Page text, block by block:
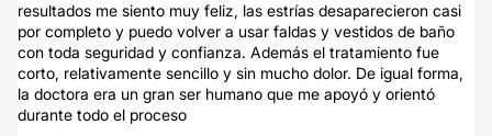
resultados me siento muy feliz, las estrías desaparecieron casi
por completo y puedo volver a usar faldas y vestidos de baño
con toda seguridad y confianza. Además el tratamiento fue
corto, relativamente sencillo y sin mucho dolor. De igual forma,
la doctora era un gran ser humano que me apoyó y orientó
durante todo el proceso